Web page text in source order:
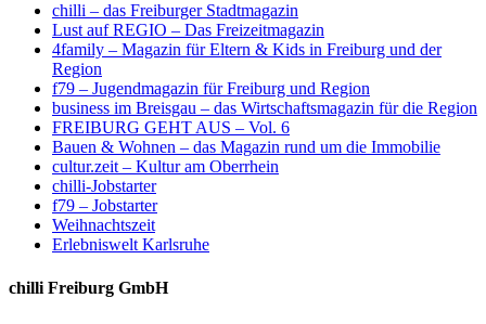
chilli – das Freiburger Stadtmagazin
Lust auf REGIO – Das Freizeitmagazin
4family – Magazin für Eltern & Kids in Freiburg und der
Region
f79 – Jugendmagazin für Freiburg und Region
business im Breisgau – das Wirtschaftsmagazin für die Region
FREIBURG GEHT AUS – Vol. 6
Bauen & Wohnen – das Magazin rund um die Immobilie
cultur.zeit – Kultur am Oberrhein
chilli-Jobstarter
f79 – Jobstarter
Weihnachtszeit
Erlebniswelt Karlsruhe
chilli Freiburg GmbH